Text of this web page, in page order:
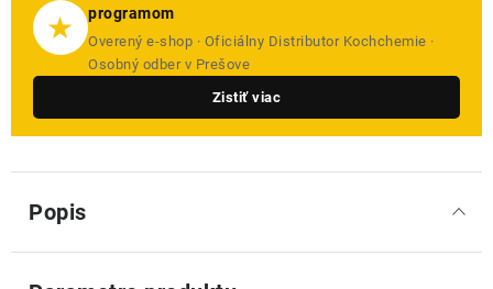
★
programom
Overený e-shop · Oficiálny Distributor Kochchemie ·
Osobný odber v Prešove
Zistiť viac
Popis